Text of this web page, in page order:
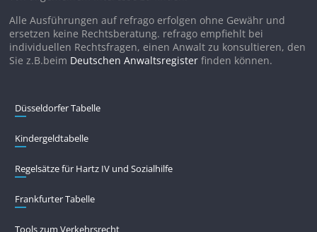
Alle Ausführungen auf refrago erfolgen ohne Gewähr und
ersetzen keine Rechtsberatung. refrago empfiehlt bei
individuellen Rechtsfragen, einen Anwalt zu konsultieren, den
Sie z.B.beim Deutschen Anwaltsregister finden können.
Düsseldorfer Tabelle
Kindergeldtabelle
Regelsätze für Hartz IV und Sozialhilfe
Frankfurter Tabelle
Tools zum Verkehrsrecht